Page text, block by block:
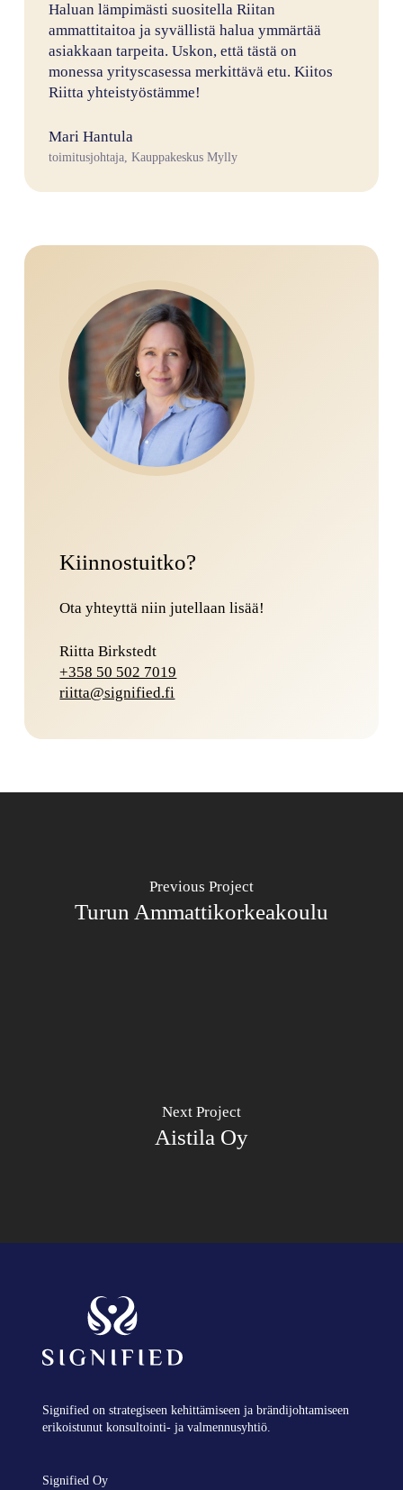
Haluan lämpimästi suositella Riitan
ammattitaitoa ja syvällistä halua ymmärtää
asiakkaan tarpeita. Uskon, että tästä on
monessa yrityscasessa merkittävä etu. Kiitos
Riitta yhteistyöstämme!
Mari Hantula
toimitusjohtaja, Kauppakeskus Mylly
Kiinnostuitko?
Ota yhteyttä niin jutellaan lisää!
Riitta Birkstedt
+358 50 502 7019
riitta@signified.fi
Previous Project
Turun Ammattikorkeakoulu
Next Project
Aistila Oy
Signified on strategiseen kehittämiseen ja brändijohtamiseen
erikoistunut konsultointi- ja valmennusyhtiö.
Signified Oy